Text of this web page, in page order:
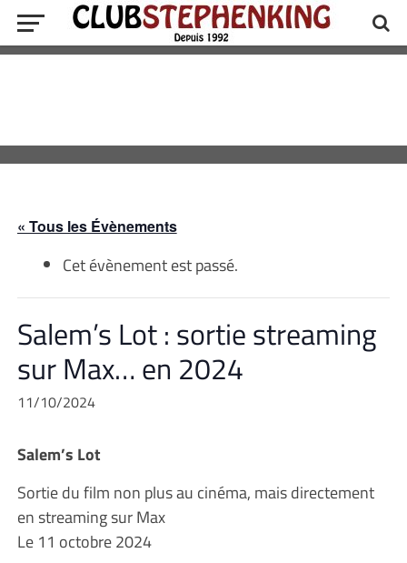
« Tous les Évènements
Cet évènement est passé.
Salem’s Lot : sortie streaming
sur Max… en 2024
11/10/2024
Salem’s Lot
Sortie du film non plus au cinéma, mais directement
en streaming sur Max
Le 11 octobre 2024